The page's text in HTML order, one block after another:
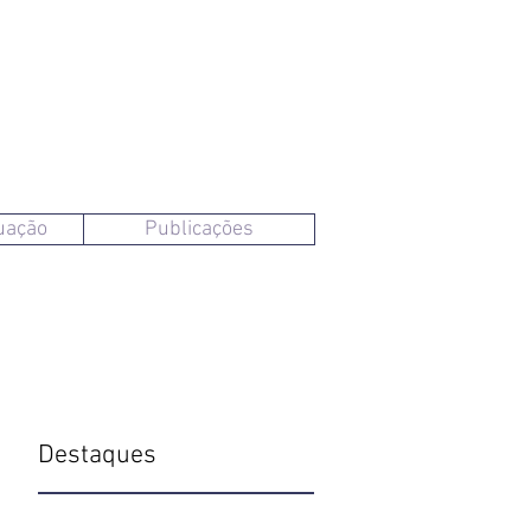
Publicações
Destaques